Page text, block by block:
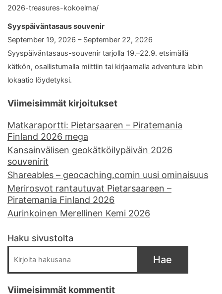
2026-treasures-kokoelma/
Syyspäiväntasaus souvenir
September 19, 2026 – September 22, 2026
Syyspäiväntasaus-souvenir tarjolla 19.–22.9. etsimällä
kätkön, osallistumalla miittiin tai kirjaamalla adventure labin
lokaatio löydetyksi.
Viimeisimmät kirjoitukset
Matkaraportti: Pietarsaaren – Piratemania
Finland 2026 mega
Kansainvälisen geokätköilypäivän 2026
souvenirit
Shareables – geocaching.comin uusi ominaisuus
Merirosvot rantautuvat Pietarsaareen –
Piratemania Finland 2026
Aurinkoinen Merellinen Kemi 2026
Haku sivustolta
Hae
Viimeisimmät kommentit